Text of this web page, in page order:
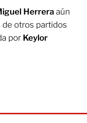
Herrera aún
de otros partidos
por Keylor